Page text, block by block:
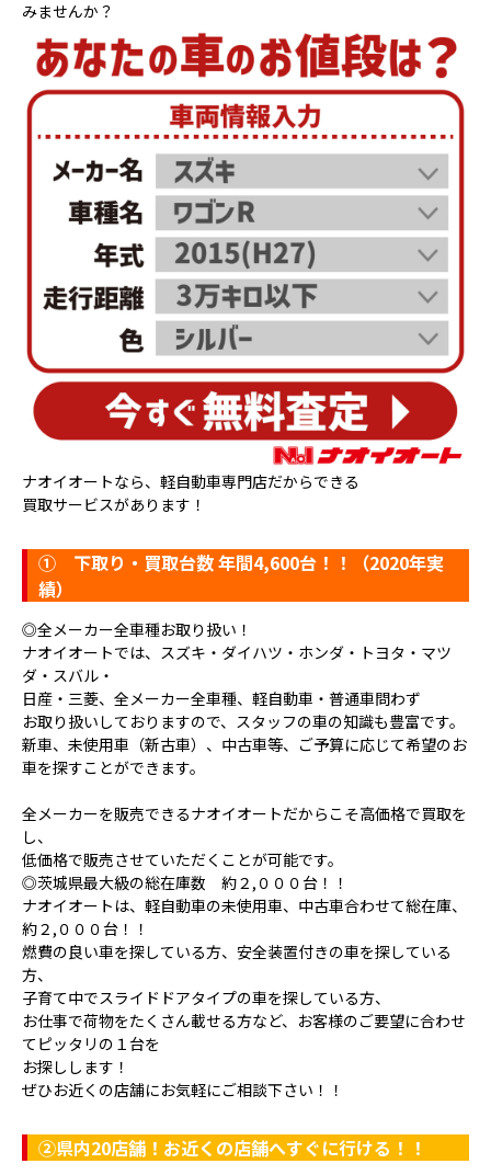
みませんか？
ナオイオートなら、軽自動車専門店だからできる
買取サービスがあります！
① 下取り・買取台数 年間4,600台！！（2020年実
績）
◎全メーカー全車種お取り扱い！
ナオイオートでは、スズキ・ダイハツ・ホンダ・トヨタ・マツ
ダ・スバル・
日産・三菱、全メーカー全車種、軽自動車・普通車問わず
お取り扱いしておりますので、スタッフの車の知識も豊富です。
新車、未使用車（新古車）、中古車等、ご予算に応じて希望のお
車を探すことができます。
全メーカーを販売できるナオイオートだからこそ高価格で買取を
し、
低価格で販売させていただくことが可能です。
◎茨城県最大級の総在庫数 約２,０００台！！
ナオイオートは、軽自動車の未使用車、中古車合わせて総在庫、
約２,０００台！！
燃費の良い車を探している方、安全装置付きの車を探している
方、
子育て中でスライドドアタイプの車を探している方、
お仕事で荷物をたくさん載せる方など、お客様のご要望に合わせ
てピッタリの１台を
お探しします！
ぜひお近くの店舗にお気軽にご相談下さい！！
②県内20店舗！お近くの店舗へすぐに行ける！！